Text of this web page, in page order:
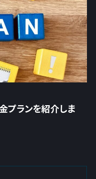
プランを紹介しま